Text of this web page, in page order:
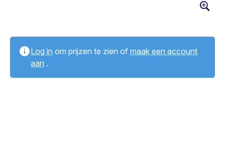
Log in om prijzen te zien of maak een account
aan .